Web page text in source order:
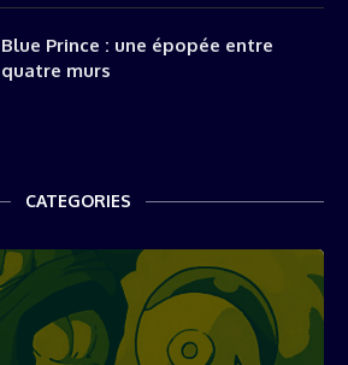
Blue Prince : une épopée entre
quatre murs
CATEGORIES